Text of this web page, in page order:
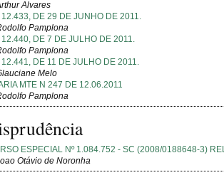
Alvares
12.433, DE 29 DE JUNHO DE 2011.
Pamplona
12.440, DE 7 DE JULHO DE 2011.
Pamplona
12.441, DE 11 DE JULHO DE 2011.
Melo
MTE N 247 DE 12.06.2011
Pamplona
ESPECIAL Nº 1.084.752 - SC (2008/0188648-3)
Otávio de Noronha